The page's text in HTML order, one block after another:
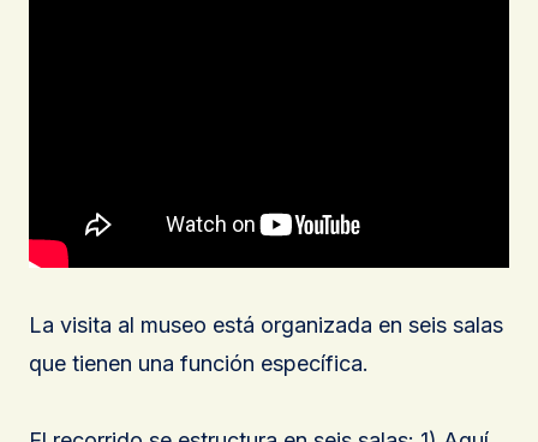
La visita al museo está organizada en seis salas
que tienen una función específica.